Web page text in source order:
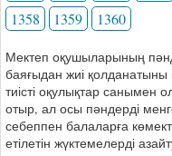
1358
1359 1360
Мектеп оқушыларының
баяғыдан жиі
тиісті оқулықтар санымен
отыр, ал осы пәндерді
себеппен балаларға
етілетін жүктемелерді